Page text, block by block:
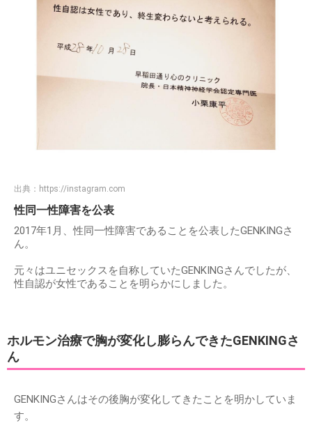
出典： https://instagram.com
性同一性障害を公表
2017年1月、性同一性障害であることを公表したGENKINGさ
ん。
元々はユニセックスを自称していたGENKINGさんでしたが、
性自認が女性であることを明らかにしました。
ホルモン治療で胸が変化し膨らんできたGENKINGさ
ん
GENKINGさんはその後胸が変化してきたことを明かしていま
す。